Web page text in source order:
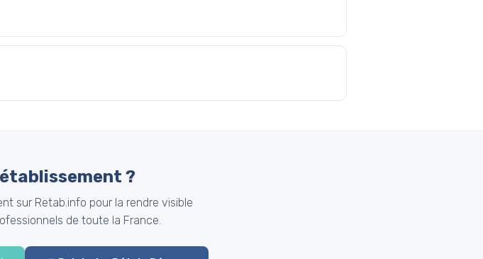
?
sur Retab.info pour la rendre visible
de toute la France.